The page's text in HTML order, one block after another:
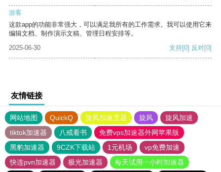
游客
这款app的功能非常强大，可以满足我所有的工作需求。我可以使用它来
编辑文档、制作演示文稿、管理日程安排等。
2025-06-30
支持[0] 反对[0]
友情链接
网站地图 QuickQ 旋风加速度器 旋风
旋风加速
tiktok加速器
八戒看书
免费vps加速器外网苹果版
黑豹加速器
9CZK下载站 1元机场
vp免费加速
快连pvn加速器
极光加速器 每天试用一小时加速器